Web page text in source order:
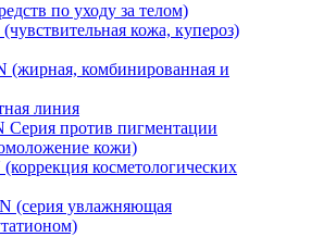
по уходу за телом)
кожа, купероз)
комбинированная и
линия
против пигментации
кожи)
косметологических
(серия увлажняющая